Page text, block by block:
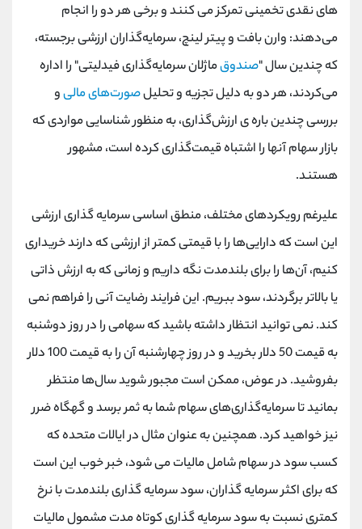
های نقدی تخمینی تمرکز می کنند و برخی هر دو را انجام
می‌دهند: وارن بافت و پیتر لینچ، سرمایه‌گذاران ارزشی برجسته،
که چندین سال "صندوقماژلان سرمایه‌گذاری فیدلیتی" را اداره
می‌کردند، هر دو به دلیل تجزیه و تحلیلصورت‌های مالیو
بررسی چندین باره ی ارزش‌گذاری، به منظور شناسایی مواردی که
بازار سهام آنها را اشتباه قیمت‌گذاری کرده است، مشهور
هستند.
علیرغم رویکردهای مختلف، منطق اساسی سرمایه‌ گذاری ارزشی
این است که دارایی‌ها را با قیمتی کمتر از ارزشی که دارند خریداری
کنیم، آن‌ها را برای بلندمدت نگه داریم و زمانی که به ارزش ذاتی
یا بالاتر برگردند، سود ببریم. این فرایند رضایت آنی را فراهم نمی
کند. نمی توانید انتظار داشته باشید که سهامی را در روز دوشنبه
به قیمت 50 دلار بخرید و در روز چهارشنبه آن را به قیمت 100 دلار
بفروشید. در عوض، ممکن است مجبور شوید سال‌ها منتظر
بمانید تا سرمایه‌گذاری‌های سهام شما به ثمر برسد و گهگاه ضرر
نیز خواهید کرد. همچنین به عنوان مثال در ایالات متحده که
کسب سود در سهام شامل مالیات می شود، خبر خوب این است
که برای اکثر سرمایه گذاران، سود سرمایه گذاری بلندمدت با نرخ
کمتری نسبت به سود سرمایه گذاری کوتاه مدت مشمول مالیات